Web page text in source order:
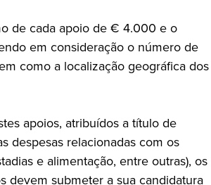
de cada apoio de € 4.000 e o
em consideração o número de
como a localização geográfica dos
apoios, atribuídos a título de
despesas relacionadas com os
e alimentação, entre outras), os
devem submeter a sua candidatura